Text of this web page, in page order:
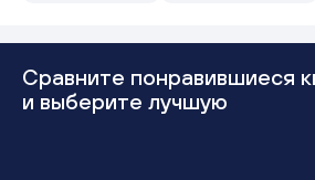
Сравните понравившиеся
и выберите лучшую